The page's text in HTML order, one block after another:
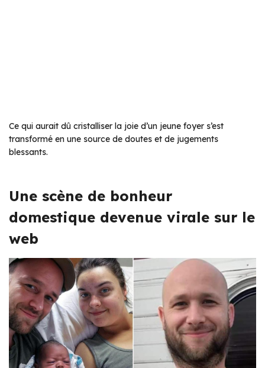
Ce qui aurait dû cristalliser la joie d’un jeune foyer s’est
transformé en une source de doutes et de jugements
blessants.
Une scène de bonheur
domestique devenue virale sur le
web